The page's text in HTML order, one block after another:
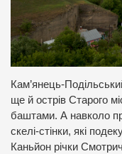
Кам’янець-
ще й острів Старого
баштами. А навколо
скелі-стінки, які
Каньйон річки